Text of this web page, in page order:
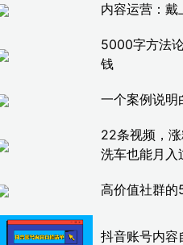
内容运营：戴
5000字方法
钱
一个案例说明
22条视频，
洗车也能月入
高价值社群的
抖音账号内容